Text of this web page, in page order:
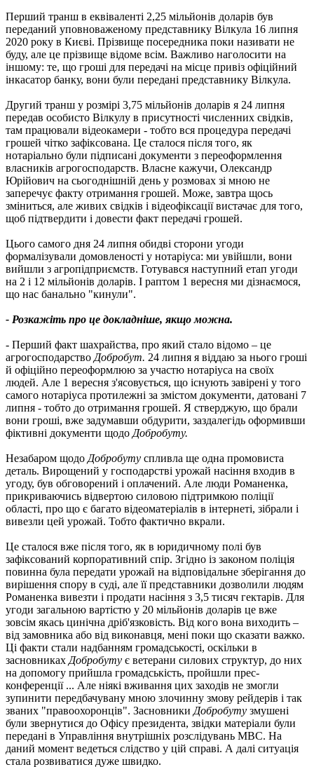
Перший транш в еквіваленті 2,25 мільйонів доларів був
переданий уповноваженому представнику Вілкула 16 липня
2020 року в Києві. Прізвище посередника поки називати не
буду, але це прізвище відоме всім. Важливо наголосити на
іншому: те, що гроші для передачі на місце привіз офіційний
інкасатор банку, вони були передані представнику Вілкула.
Другий транш у розмірі 3,75 мільйонів доларів я 24 липня
передав особисто Вілкулу в присутності численних свідків,
там працювали відеокамери - тобто вся процедура передачі
грошей чітко зафіксована. Це сталося після того, як
нотаріально були підписані документи з переоформлення
власників агрогосподарств. Власне кажучи, Олександр
Юрійович на сьогоднішній день у розмовах зі мною не
заперечує факту отримання грошей. Може, завтра щось
зміниться, але живих свідків і відеофіксації вистачає для того,
щоб підтвердити і довести факт передачі грошей.
Цього самого дня 24 липня обидві сторони угоди
формалізували домовленості у нотаріуса: ми увійшли, вони
вийшли з агропідприємств. Готувався наступний етап угоди
на 2 і 12 мільйонів доларів. І раптом 1 вересня ми дізнаємося,
що нас банально "кинули".
- Розкажіть про це докладніше, якщо можна.
- Перший факт шахрайства, про який стало відомо – це
агрогосподарство Добробут. 24 липня я віддаю за нього гроші
й офіційно переоформлюю за участю нотаріуса на своїх
людей. Але 1 вересня з'ясовується, що існують завірені у того
самого нотаріуса протилежні за змістом документи, датовані 7
липня - тобто до отримання грошей. Я стверджую, що брали
вони гроші, вже задумавши обдурити, заздалегідь оформивши
фіктивні документи щодо Добробуту.
Незабаром щодо Добробуту спливла ще одна промовиста
деталь. Вирощений у господарстві урожай насіння входив в
угоду, був обговорений і оплачений. Але люди Романенка,
прикриваючись відвертою силовою підтримкою поліції
області, про що є багато відеоматеріалів в інтернеті, зібрали і
вивезли цей урожай. Тобто фактично вкрали.
Це сталося вже після того, як в юридичному полі був
зафіксований корпоративний спір. Згідно із законом поліція
повинна була передати урожай на відповідальне зберігання до
вирішення спору в суді, але її представники дозволили людям
Романенка вивезти і продати насіння з 3,5 тисяч гектарів. Для
угоди загальною вартістю у 20 мільйонів доларів це вже
зовсім якась цинічна дріб'язковість. Від кого вона виходить –
від замовника або від виконавця, мені поки що сказати важко.
Ці факти стали надбанням громадськості, оскільки в
засновниках Добробуту є ветерани силових структур, до них
на допомогу прийшла громадськість, пройшли прес-
конференції ... Але ніякі вживання цих заходів не змогли
зупинити передбачувану мною злочинну змову рейдерів і так
званих "правоохоронців". Засновники Добробуту змушені
були звернутися до Офісу президента, звідки матеріали були
передані в Управління внутрішніх розслідувань МВС. На
даний момент ведеться слідство у цій справі. А далі ситуація
стала розвиватися дуже швидко.